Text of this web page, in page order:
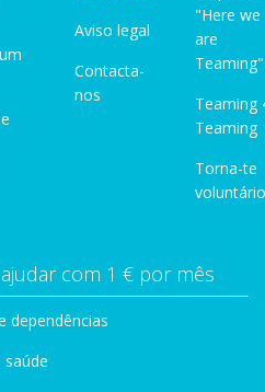
Aviso legal
Contacta-
nos
"Here we
are
Teaming"
Teaming
Teaming
Torna-te
com 1 € por mês
dependências